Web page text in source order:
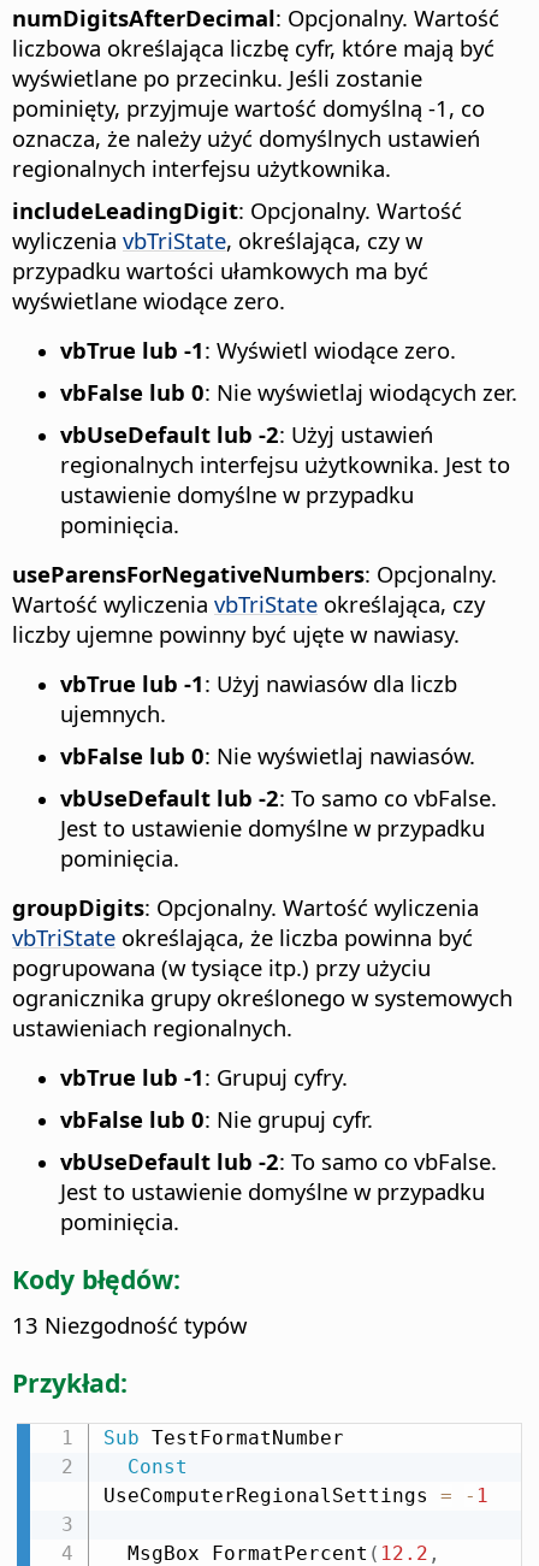
numDigitsAfterDecimal: Opcjonalny. Wartość
liczbowa określająca liczbę cyfr, które mają być
wyświetlane po przecinku. Jeśli zostanie
pominięty, przyjmuje wartość domyślną -1, co
oznacza, że należy użyć domyślnych ustawień
regionalnych interfejsu użytkownika.
includeLeadingDigit: Opcjonalny. Wartość
wyliczenia vbTriState, określająca, czy w
przypadku wartości ułamkowych ma być
wyświetlane wiodące zero.
vbTrue lub -1: Wyświetl wiodące zero.
vbFalse lub 0: Nie wyświetlaj wiodących zer.
vbUseDefault lub -2: Użyj ustawień
regionalnych interfejsu użytkownika. Jest to
ustawienie domyślne w przypadku
pominięcia.
useParensForNegativeNumbers: Opcjonalny.
Wartość wyliczenia vbTriState określająca, czy
liczby ujemne powinny być ujęte w nawiasy.
vbTrue lub -1: Użyj nawiasów dla liczb
ujemnych.
vbFalse lub 0: Nie wyświetlaj nawiasów.
vbUseDefault lub -2: To samo co vbFalse.
Jest to ustawienie domyślne w przypadku
pominięcia.
groupDigits: Opcjonalny. Wartość wyliczenia
vbTriState określająca, że liczba powinna być
pogrupowana (w tysiące itp.) przy użyciu
ogranicznika grupy określonego w systemowych
ustawieniach regionalnych.
vbTrue lub -1: Grupuj cyfry.
vbFalse lub 0: Nie grupuj cyfr.
vbUseDefault lub -2: To samo co vbFalse.
Jest to ustawienie domyślne w przypadku
pominięcia.
Kody błędów:
13 Niezgodność typów
Przykład:
Sub TestFormatNumber
Const
UseComputerRegionalSettings = - 1
  MsgBox FormatPercent
( 12.2 ,